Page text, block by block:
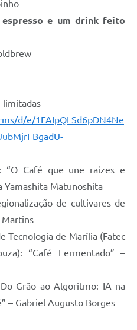
espresso e um drink feito
limitadas
d/e/1FAIpQLSd6pDN4Ne
“O Café que une raízes e
Yamashita Matunoshita
de cultivares de
Martins
Tecnologia de Marília (Fatec
“Café Fermentado” –
Grão ao Algoritmo: IA na
– Gabriel Augusto Borges